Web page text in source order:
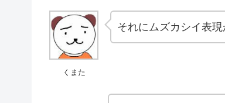
くまた
それにムズカシイ表現